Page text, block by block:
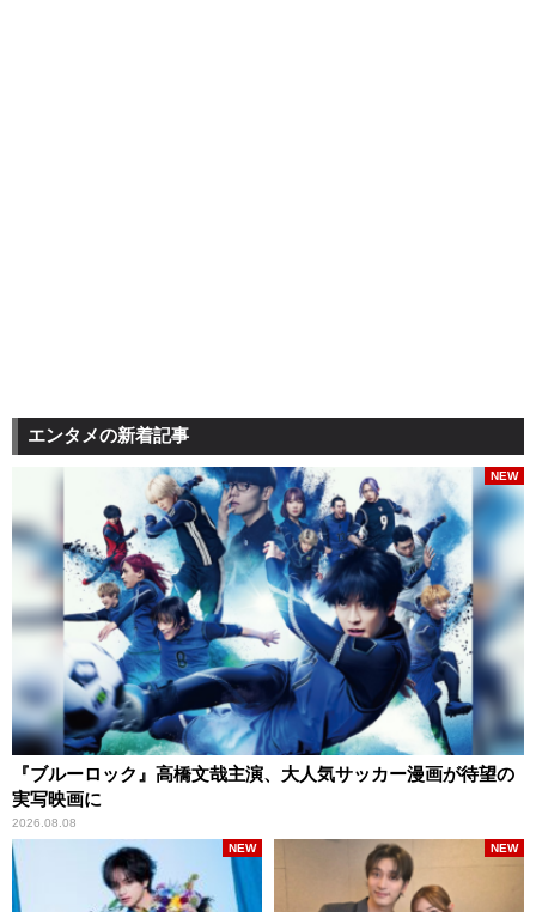
エンタメの新着記事
『ブルーロック』高橋文哉主演、大人気サッカー漫画が待望の
実写映画に
2026.08.08
NEW
NEW NEW